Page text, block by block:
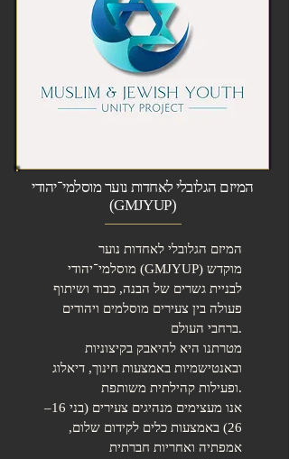
המיזם הגלובלי לאחדות נוער מוסלמי־יהודי
(GMJYUP)
המיזם הגלובלי לאחדות נוער
מוסלמי־יהודי (GMJYUP) מוקדש
לבניית גשרים של הבנה, כבוד ושיתוף
פעולה בין צעירים מוסלמים ויהודים
ברחבי העולם.
מטרתנו היא להיאבק בקיצוניות
ובאנטישמיות באמצעות חינוך, דיאלוג
ופעילות קהילתית משותפת.
אנו מעצימים מנהיגים צעירים (בני 16–
26) באמצעות כלים לקידום שלום,
אמפתיה ואחריות חברתית